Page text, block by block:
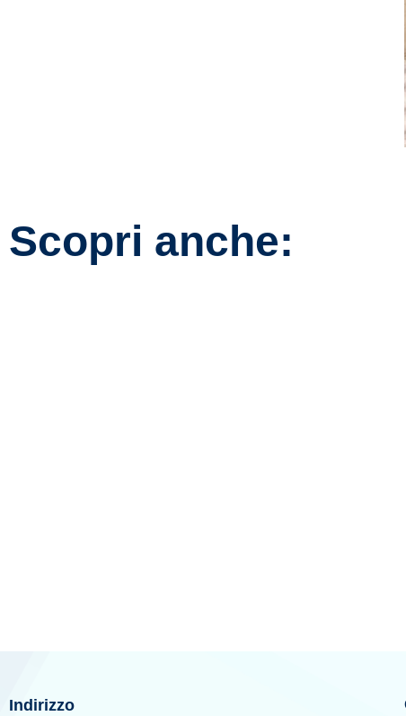
Scopri anche:
Indirizzo